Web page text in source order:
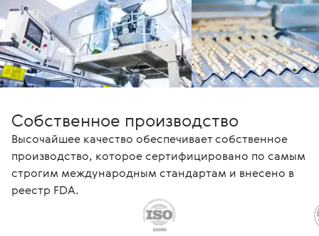
Собственное производство
Высочайшее качество обеспечивает собственное
производство, которое сертифицировано по самым
строгим международным стандартам и внесено в
реестр FDA.